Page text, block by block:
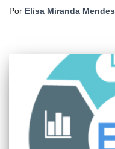
Por Elisa Miranda Mendes